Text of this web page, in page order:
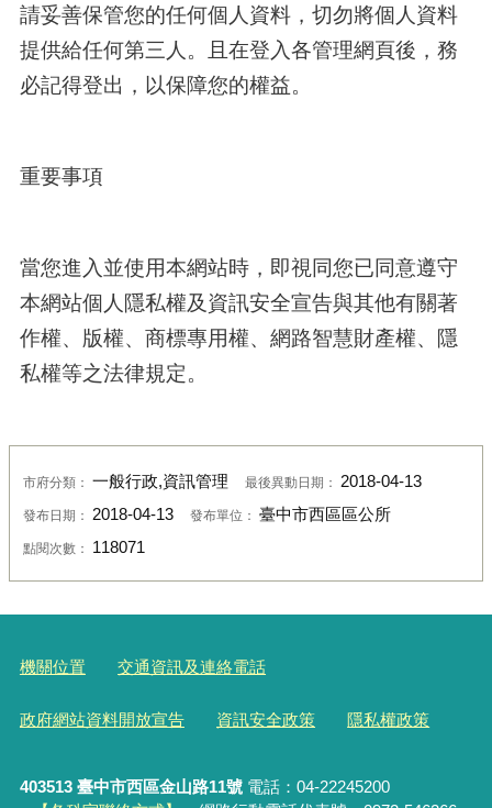
請妥善保管您的任何個人資料，切勿將個人資料
提供給任何第三人。且在登入各管理網頁後，務
必記得登出，以保障您的權益。
重要事項
當您進入並使用本網站時，即視同您已同意遵守
本網站個人隱私權及資訊安全宣告與其他有關著
作權、版權、商標專用權、網路智慧財產權、隱
私權等之法律規定。
市府分類： 一般行政,資訊管理 最後異動日期： 2018-04-13
發布日期： 2018-04-13 發布單位： 臺中市西區區公所
點閱次數： 118071
機關位置 交通資訊及連絡電話
政府網站資料開放宣告 資訊安全政策 隱私權政策
403513 臺中市西區金山路11號電話：04-22245200